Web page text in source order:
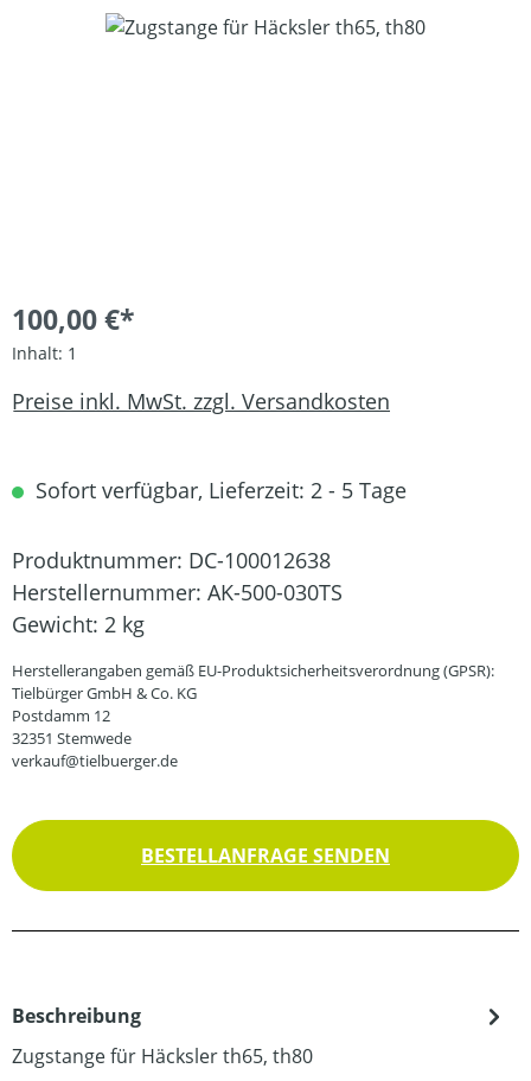
Bildergalerie überspringen
100,00 €*
Inhalt: 1
Preise inkl. MwSt. zzgl. Versandkosten
Sofort verfügbar, Lieferzeit: 2 - 5 Tage
Produktnummer: DC-100012638
Herstellernummer: AK-500-030TS
Gewicht: 2 kg
Herstellerangaben gemäß EU-Produktsicherheitsverordnung (GPSR):
Tielbürger GmbH & Co. KG
Postdamm 12
32351 Stemwede
verkauf@tielbuerger.de
BESTELLANFRAGE SENDEN
Beschreibung
Zugstange für Häcksler th65, th80